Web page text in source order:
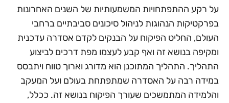
על רקע ההתפתחויות המשמעותיות של השנים האחרונות
בפרקטיקות הנהוגות לניהול סיכונים סביבתיים ברחבי
העולם, החליט הפיקוח על הבנקים לקדם אסדרה עדכנית
ומקיפה בנושא זה ואף קבע לעצמו מפת דרכים לביצוע
התהליך. התהליך המתוכנן הוא מדורג וארוך טווח ויתבסס
במידה רבה על האסדרה שמתפתחת בעולם ועל המעקב
והלמידה המתמשכים שעורך הפיקוח בנושא זה. ככלל,